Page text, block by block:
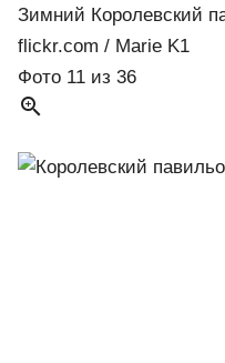
Зимний Королевский
flickr.com / Marie K1
Фото 11 из 36
